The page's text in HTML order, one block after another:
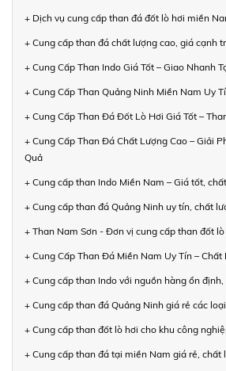
+ Dịch vụ cung cấp than đá đốt lò hơi miền
+ Cung cấp than đá chất lượng cao, giá cạnh
+ Cung Cấp Than Indo Giá Tốt – Giao Nhanh
+ Cung Cấp Than Quảng Ninh Miền Nam Uy
+ Cung Cấp Than Đá Đốt Lò Hơi Giá Tốt –
+ Cung Cấp Than Đá Chất Lượng Cao – Giải
Quả
+ Cung cấp than Indo Miền Nam – Giá tốt,
+ Cung cấp than đá Quảng Ninh uy tín, chất
+ Than Nam Sơn - Đơn vị cung cấp than đốt
+ Cung Cấp Than Đá Miền Nam Uy Tín –
+ Cung cấp than Indo với nguồn hàng ổn
+ Cung cấp than đá Quảng Ninh giá rẻ các
+ Cung cấp than đốt lò hơi cho khu công
+ Cung cấp than đá tại miền Nam giá rẻ, chất